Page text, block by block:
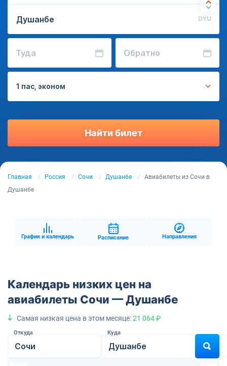
DYU
Туда Обратно
1 пас, эконом
Найти билет
Главная Россия Сочи Душанбе
Авиабилеты из Сочи в
Душанбе
График и календарь Расписание Направления
Календарь низких цен на
авиабилеты Сочи — Душанбе
Самая низкая цена в этом месяце:21 064 ₽
Откуда Куда